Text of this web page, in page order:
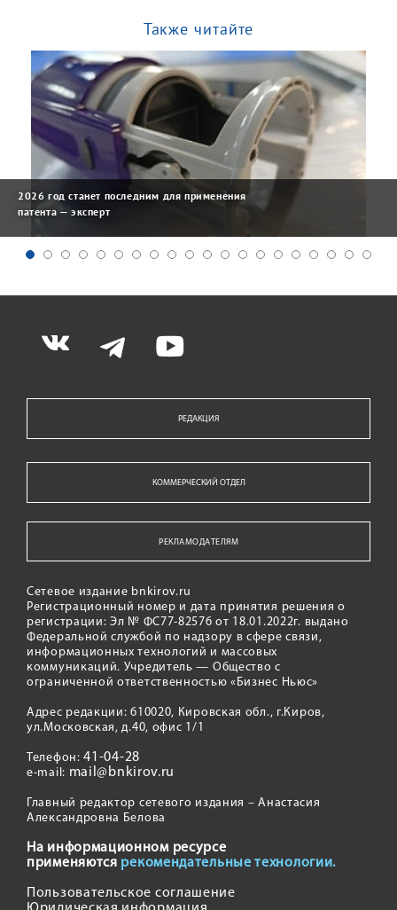
Также читайте
2026 год станет последним для применения
патента — эксперт
РЕДАКЦИЯ
КОММЕРЧЕСКИЙ ОТДЕЛ
РЕКЛАМОДАТЕЛЯМ
Сетевое издание bnkirov.ru
Регистрационный номер и дата принятия решения о
регистрации: Эл № ФС77-82576 от 18.01.2022г. выдано
Федеральной службой по надзору в сфере связи,
информационных технологий и массовых
коммуникаций. Учредитель — Общество с
ограниченной ответственностью «Бизнес Ньюс»
Адрес редакции: 610020, Кировская обл., г.Киров,
ул.Московская, д.40, офис 1/1
Телефон:41-04-28
e-mail: mail@bnkirov.ru
Главный редактор сетевого издания – Анастасия
Александровна Белова
На информационном ресурсе
применяются рекомендательные технологии.
Пользовательское соглашение